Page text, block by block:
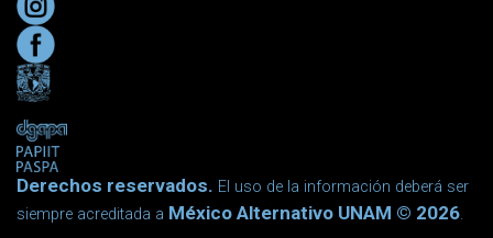
Derechos reservados. El uso de la información deberá ser
siempre acreditada a México Alternativo UNAM © 2026.